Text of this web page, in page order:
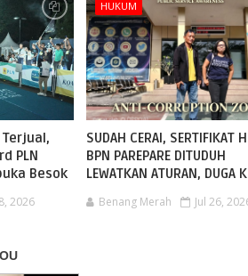
PLN
Besok
2026
HUKUM
SUDAH CERAI, SERTIFIKAT
BPN PAREPARE DITUDUH
LEWATKAN ATURAN, DUGA
Benang Merah Jul 26,